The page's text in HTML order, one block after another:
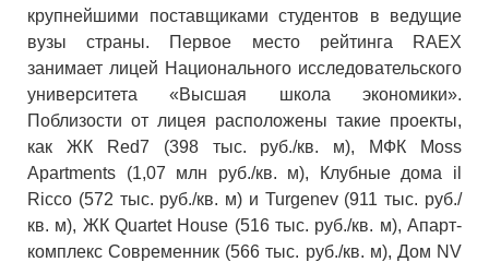
крупнейшими поставщиками студентов в ведущие
вузы страны. Первое место рейтинга RAEX
занимает лицей Национального исследовательского
университета «Высшая школа экономики».
Поблизости от лицея расположены такие проекты,
как ЖК Red7 (398 тыс. руб./кв. м), МФК Moss
Apartments (1,07 млн руб./кв. м), Клубные дома il
Ricco (572 тыс. руб./кв. м) и Turgenev (911 тыс. руб./
кв. м), ЖК Quartet House (516 тыс. руб./кв. м), Апарт-
комплекс Современник (566 тыс. руб./кв. м), Дом NV